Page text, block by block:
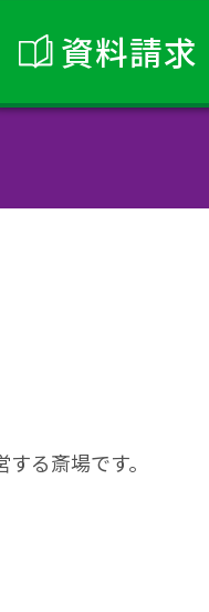
資料請
る斎場です。